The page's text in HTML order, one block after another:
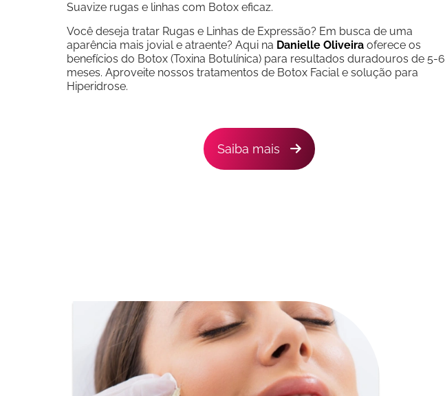
Suavize rugas e linhas com Botox eficaz.
Você deseja tratar Rugas e Linhas de Expressão? Em busca de uma
aparência mais jovial e atraente? Aqui na Danielle Oliveira oferece os
benefícios do Botox (Toxina Botulínica) para resultados duradouros de 5-6
meses. Aproveite nossos tratamentos de Botox Facial e solução para
Hiperidrose.
Saiba mais